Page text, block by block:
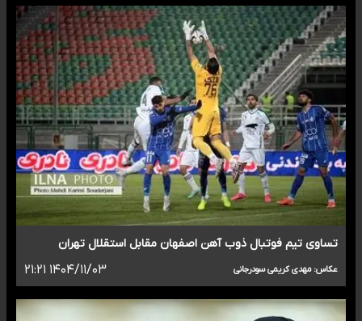
تساوی تیم فوتبال ذوب آهن اصفهان مقابل استقلال تهران
عکاس: مهدی کریمی سودرجانی ۱۴۰۴/۱۱/۰۳ ۲۱:۲۱